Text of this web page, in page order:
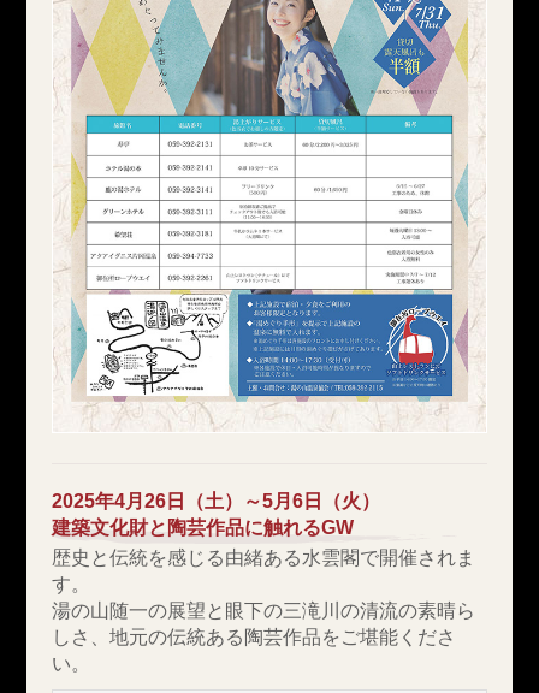
2025年4月26日（土）～5月6日（火）
建築文化財と陶芸作品に触れるGW
歴史と伝統を感じる由緒ある水雲閣で開催されま
す。
湯の山随一の展望と眼下の三滝川の清流の素晴ら
しさ、地元の伝統ある陶芸作品をご堪能くださ
い。